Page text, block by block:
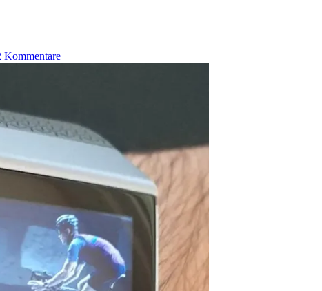
Kommentare